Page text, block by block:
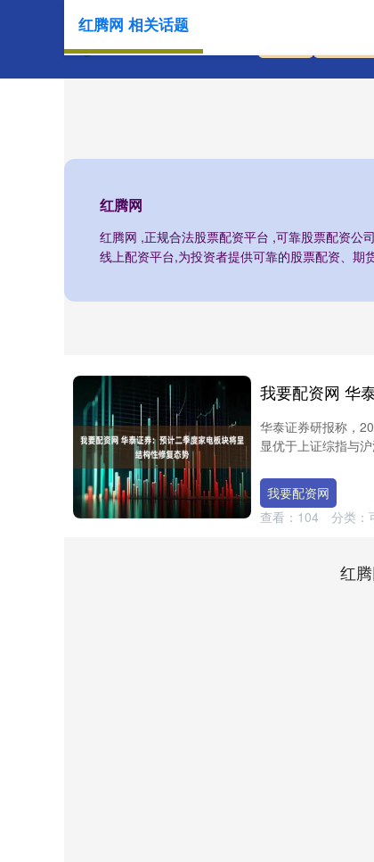
红腾网
红腾网 ,正规合法股票配资平台 ,可靠股票配资公
线上配资平台,为投资者提供可靠的股票配资、期
红腾网 相关话题
华泰证券研报称，
显优于上证综指与
我要配资网
查看： 104 分类：
红